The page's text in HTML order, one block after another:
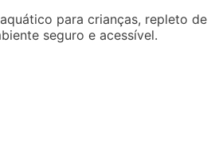
para crianças, repleto
seguro e acessível.